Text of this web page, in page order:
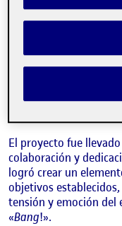
Dos amigos se
«Bang!», el famoso
forajido desafía al
inevitable
llega cuando el
carta, y con un
forajido, sellando así
El proyecto fue
colaboración y
logró crear un
objetivos
tensión y emoción del
«Bang!».